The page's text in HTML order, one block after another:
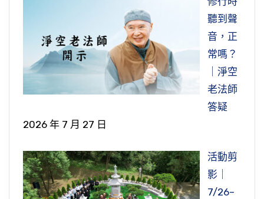
聽到聲
音，正
常嗎？
｜淨空
老法師
答疑
2026 年 7 月 27 日
活動剪
影｜
7/26–